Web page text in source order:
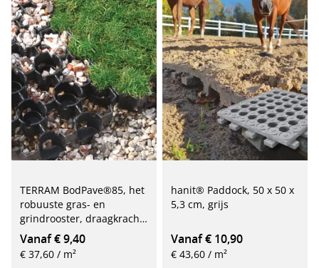
TERRAM BodPave®85, het
robuuste gras- en
grindrooster, draagkracht
tot 400 t/m², 50 cm x 50
cm x 5 cm
Vanaf € 9,40
€ 37,60 / m²
hanit® Paddock, 50 x 50 x
5,3 cm, grijs
Vanaf € 10,90
€ 43,60 / m²